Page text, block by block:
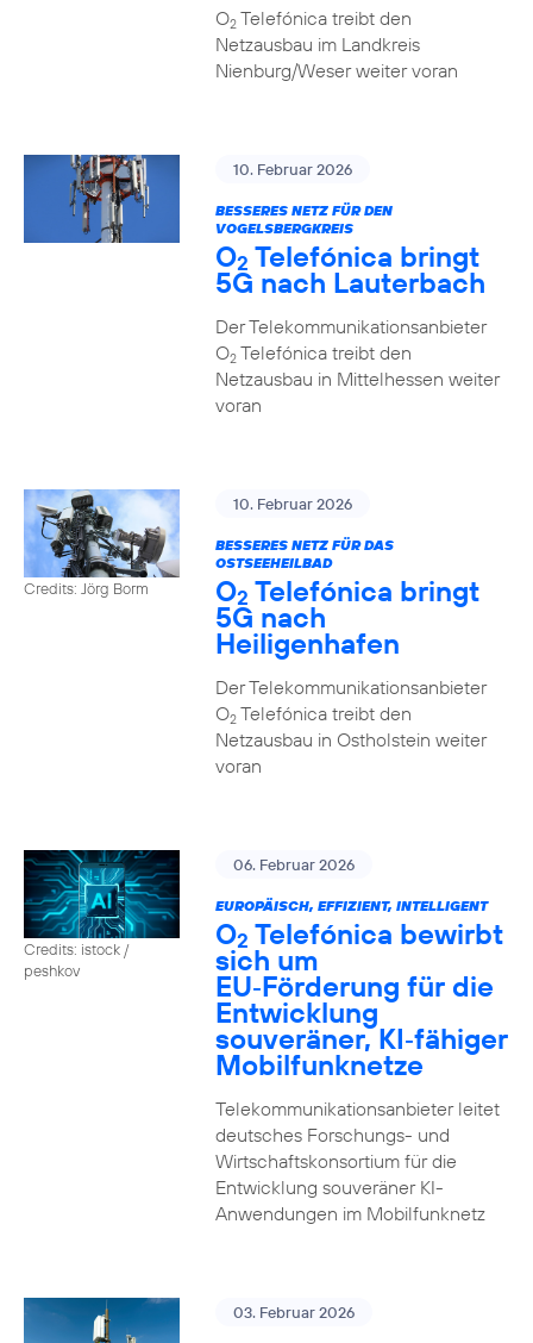
O2Telefónica treibt den
Netzausbau im Landkreis
Nienburg/Weser weiter voran
10. Februar 2026
BESSERES NETZ FÜR DEN
VOGELSBERGKREIS
O2 Telefónica bringt
5G nach Lauterbach
Der Telekommunikationsanbieter
O2Telefónica treibt den
Netzausbau in Mittelhessen weiter
voran
Credits: Jörg Borm
10. Februar 2026
BESSERES NETZ FÜR DAS
OSTSEEHEILBAD
O2 Telefónica bringt
5G nach
Heiligenhafen
Der Telekommunikationsanbieter
O2Telefónica treibt den
Netzausbau in Ostholstein weiter
voran
Credits: istock /
peshkov
06. Februar 2026
EUROPÄISCH, EFFIZIENT, INTELLIGENT
O2 Telefónica bewirbt
sich um
EU‑Förderung für die
Entwicklung
souveräner, KI‑fähiger
Mobilfunknetze
Telekommunikationsanbieter leitet
deutsches Forschungs- und
Wirtschaftskonsortium für die
Entwicklung souveräner KI-
Anwendungen im Mobilfunknetz
03. Februar 2026